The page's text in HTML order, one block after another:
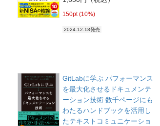
150pt (10%)
2024.12.18発売
GitLabに学ぶ パフォーマンス
を最大化させるドキュメンテ
ーション技術 数千ページにも
わたるハンドブックを活用し
たテキストコミュニケーショ